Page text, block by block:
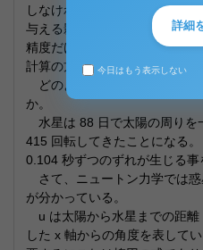
しなければならない。 最近
与える影響まで調べられてい
精度だけを上げさえすれば済む
計算の方針
どのように考えて計算する
か。
水星は 88 日で太陽の周りを
415 回転してきたことになる
0.104 秒ずつのずれが生じる事
さて、ニュートン力学では
が分かっている。
u は太陽から水星までの距離
した x 軸からの角度を表し
詳細
今日はもう表示しない